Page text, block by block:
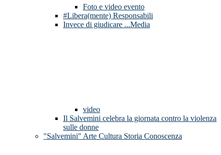
Foto e video evento
#Libera(mente) Responsabili
Invece di giudicare ...Media
video
Il Salvemini celebra la giornata contro la violenza
sulle donne
"Salvemini" Arte Cultura Storia Conoscenza